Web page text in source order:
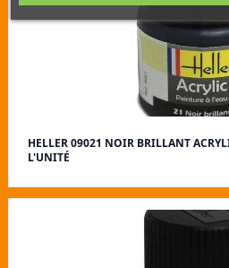
HELLER 09021 NOIR BRILLANT
L'UNITÉ